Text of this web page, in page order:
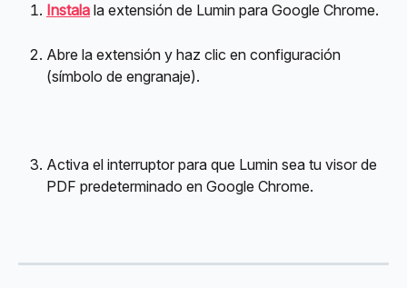
Instala la extensión de Lumin para Google Chrome.
Abre la extensión y haz clic en configuración
(símbolo de engranaje).
Activa el interruptor para que Lumin sea tu visor de
PDF predeterminado en Google Chrome.